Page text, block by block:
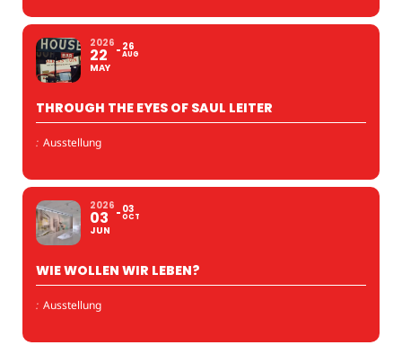
2026
22
MAY
26
AUG
THROUGH THE EYES OF SAUL LEITER
: Ausstellung
2026
03
JUN
03
OCT
WIE WOLLEN WIR LEBEN?
: Ausstellung